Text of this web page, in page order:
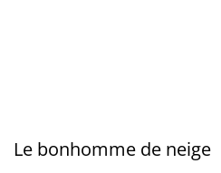
Le bonhomme de neige